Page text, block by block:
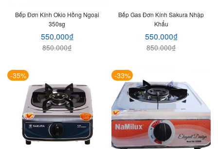
Bếp Đơn Kính Okio Hồng Ngoại
350sg
850.000₫
550.000₫
Bếp Gas Đơn Kính Sakura Nhập
Khẩu
850.000₫
550.000₫
-35% -33%